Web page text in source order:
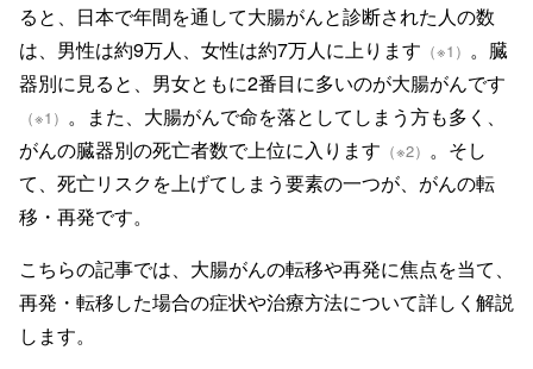
ると、日本で年間を通して大腸がんと診断された人の数
は、男性は約9万人、女性は約7万人に上ります （※1） 。臓
器別に見ると、男女ともに2番目に多いのが大腸がんです
（※1） 。また、大腸がんで命を落としてしまう方も多く、
がんの臓器別の死亡者数で上位に入ります （※2） 。そし
て、死亡リスクを上げてしまう要素の一つが、がんの転
移・再発です。
こちらの記事では、大腸がんの転移や再発に焦点を当て、
再発・転移した場合の症状や治療方法について詳しく解説
します。